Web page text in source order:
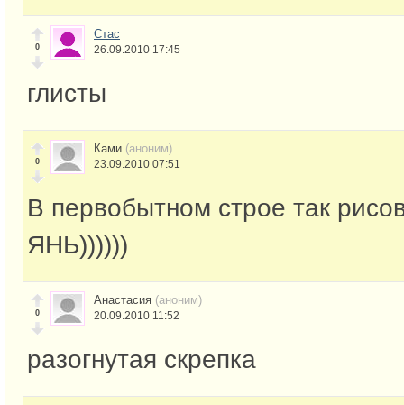
0
Стас
26.09.2010 17:45
глисты
0
Ками (аноним)
23.09.2010 07:51
В первобытном строе так
ЯНЬ))))))
0
Анастасия (аноним)
20.09.2010 11:52
разогнутая скрепка